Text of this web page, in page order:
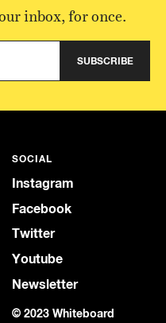
inbox, for once.
SUBSCRIBE
SOCIAL
Instagram
Facebook
Twitter
Youtube
Newsletter
© 2023 Whiteboard